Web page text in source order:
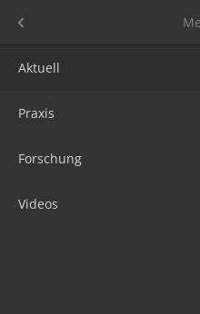
Aktuell
Praxis
Forschung
Videos